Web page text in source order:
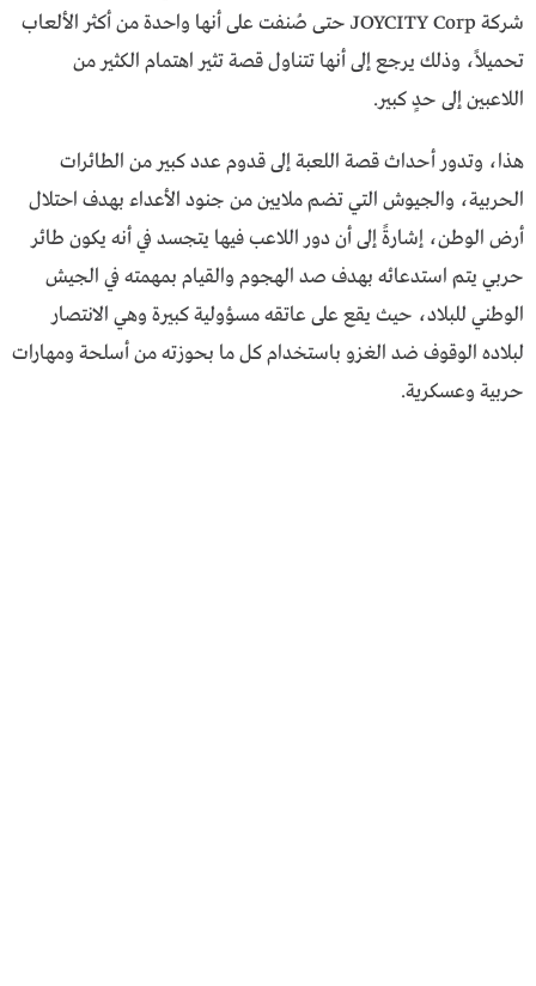
شركة JOYCITY Corp حتى صُنفت على أنها واحدة من أكثر الألعاب
تحميلاً، وذلك يرجع إلى أنها تتناول قصة تثير اهتمام الكثير من
اللاعبين إلى حدٍ كبير.
هذا، وتدور أحداث قصة اللعبة إلى قدوم عدد كبير من الطائرات
الحربية، والجيوش التي تضم ملايين من جنود الأعداء بهدف احتلال
أرض الوطن، إشارةً إلى أن دور اللاعب فيها يتجسد في أنه يكون طائر
حربي يتم استدعائه بهدف صد الهجوم والقيام بمهمته في الجيش
الوطني للبلاد، حيث يقع على عاتقه مسؤولية كبيرة وهي الانتصار
لبلاده الوقوف ضد الغزو باستخدام كل ما بحوزته من أسلحة ومهارات
حربية وعسكرية.